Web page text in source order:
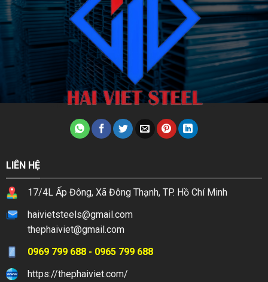
LIÊN HỆ
17/4L Ấp Đông, Xã Đông Thạnh, TP. Hồ Chí Minh
haivietsteels@gmail.com
thephaiviet@gmail.com
0969 799 688 - 0965 799 688
https://thephaiviet.com/